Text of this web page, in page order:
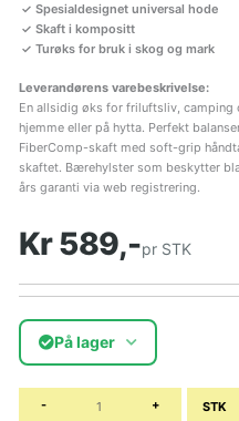
Spesialdesignet universal hode
Skaft i kompositt
Turøks for bruk i skog og mark
Leverandørens varebeskrivelse:
En allsidig øks for friluftsliv, camping
hjemme eller på hytta. Perfekt
FiberComp-skaft med soft-grip
skaftet. Bærehylster som beskytter
års garanti via web registrering.
Kr 589,-pr STK
På lager
- + STK